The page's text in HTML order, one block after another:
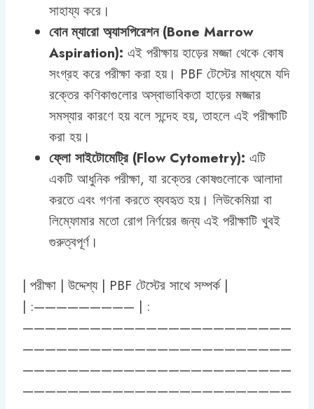
সাহায্য করে।
বোন ম্যারো অ্যাসপিরেশন (Bone Marrow
Aspiration): এই পরীক্ষায় হাড়ের মজ্জা থেকে কোষ
সংগ্রহ করে পরীক্ষা করা হয়। PBF টেস্টের মাধ্যমে যদি
রক্তের কণিকাগুলোর অস্বাভাবিকতা হাড়ের মজ্জার
সমস্যার কারণে হয় বলে সন্দেহ হয়, তাহলে এই পরীক্ষাটি
করা হয়।
ফ্লো সাইটোমেট্রি (Flow Cytometry): এটি
একটি আধুনিক পরীক্ষা, যা রক্তের কোষগুলোকে আলাদা
করতে এবং গণনা করতে ব্যবহৃত হয়। লিউকেমিয়া বা
লিম্ফোমার মতো রোগ নির্ণয়ের জন্য এই পরীক্ষাটি খুবই
গুরুত্বপূর্ণ।
| পরীক্ষা | উদ্দেশ্য | PBF টেস্টের সাথে সম্পর্ক |
| :————————— | :
————————————————————————
————————————————————————
————————————————————————
————————————————————————